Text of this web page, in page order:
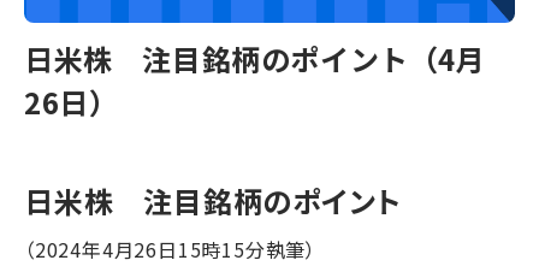
日米株 注目銘柄のポイント（4月
26日）
日米株 注目銘柄のポイント
（2024年4月26日15時15分執筆）